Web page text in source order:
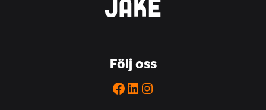
Följ oss
Facebook
LinkedIn
Instagram